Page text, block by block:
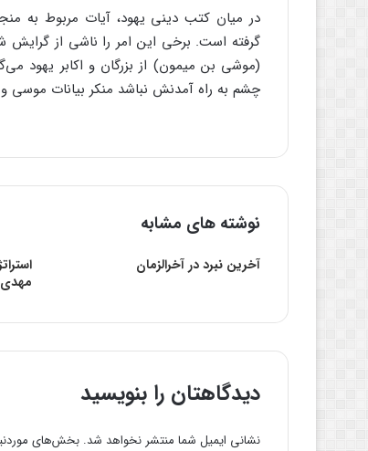
در میان کتب دینی یهود، آیات مربوط به
گرفته است. برخی این امر را ناشی از گرایش
(موشی بن میمون) از بزرگان و اکابر یهود
چشم به راه آمدنش نباشد منکر بیانات موسی
نوشته های مشابه
آخرين نبرد در آخرالزمان
دیدگاهتان را بنویسید
نشانی ایمیل شما منتشر نخواهد شد. بخش‌های